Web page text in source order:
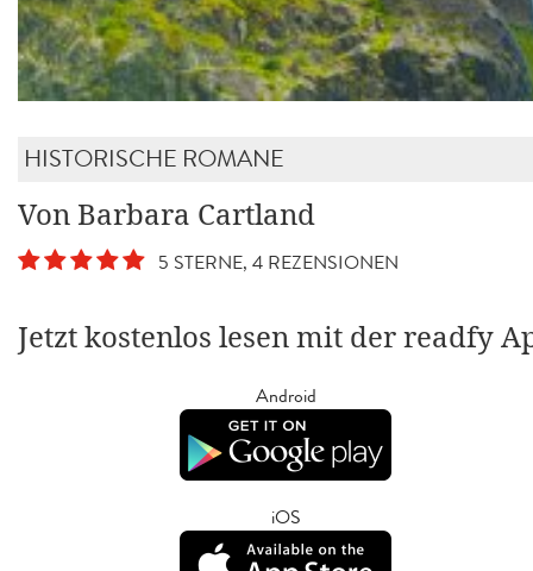
HISTORISCHE ROMANE
Von Barbara Cartland
5 STERNE, 4 REZENSIONEN
Jetzt kostenlos lesen mit der readfy
Android
iOS